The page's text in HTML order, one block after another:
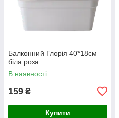
Балконний Глорія 40*18см
біла роза
В наявності
159 ₴
Купити